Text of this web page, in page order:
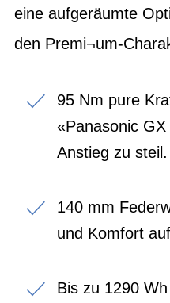
eine aufgeräumte
den Premi¬um-
95 Nm pure
«Panasonic
Anstieg zu steil.
140 mm
und Komfort
Bis zu 1290